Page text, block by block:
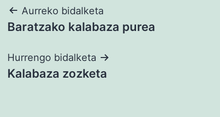
Bidalketetan
zehar
nabigatu
Aurreko bidalketa
Baratzako kalabaza purea
Hurrengo bidalketa
Kalabaza zozketa